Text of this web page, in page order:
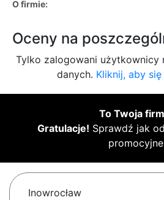
O firmie:
Oceny na
Tylko zalogowani użytkownicy
danych. Kliknij, aby
To Twoja
Gratulacje! Sprawdź jak
Inowrocław